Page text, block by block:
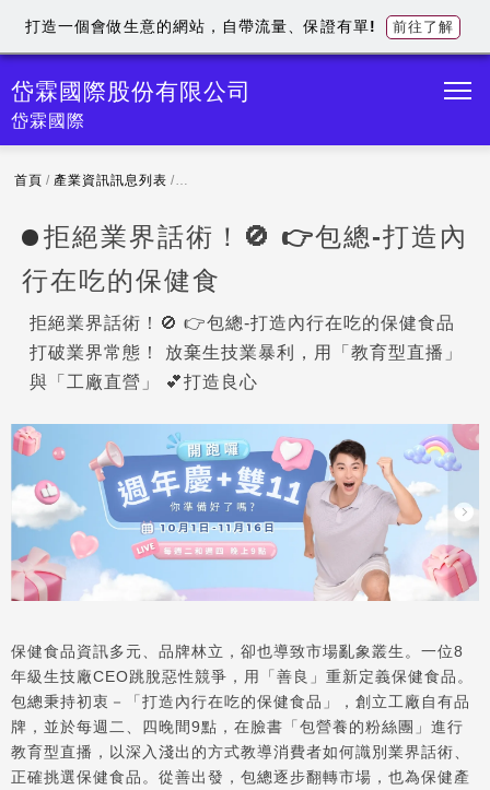
岱霖國際股份有限公司
岱霖國際
首頁 / 產業資訊訊息列表 / 拒絕業界話術！🚫 👉包總-打造內行在吃的保健食
拒絕業界話術！🚫 👉包總-打造內
行在吃的保健食
拒絕業界話術！🚫 👉包總-打造內行在吃的保健食品
打破業界常態！ 放棄生技業暴利，用「教育型直播」
與「工廠直營」 💕打造良心
保健食品資訊多元、品牌林立，卻也導致市場亂象叢生。一位8
年級生技廠CEO跳脫惡性競爭，用「善良」重新定義保健食品。
包總秉持初衷－「打造內行在吃的保健食品」，創立工廠自有品
牌，並於每週二、四晚間9點，在臉書「包營養的粉絲團」進行
教育型直播，以深入淺出的方式教導消費者如何識別業界話術、
正確挑選保健食品。從善出發，包總逐步翻轉市場，也為保健產
打造一個會做生意的網站，自帶流量、保證有單! 前往了解